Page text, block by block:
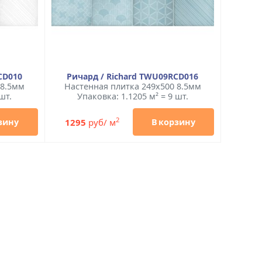
Ричард / Richard TWU09RCD016
Настенная плитка 249x500 8.5мм
Упаковка: 1.1205 м² = 9 шт.
1295 руб/ м2 В корзину